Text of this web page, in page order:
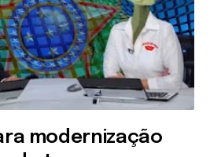
modernização